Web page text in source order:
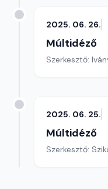
2025. 06. 26.
Múltidéző
Szerkesztő:
2025. 06. 25.
Múltidéző
Szerkesztő: